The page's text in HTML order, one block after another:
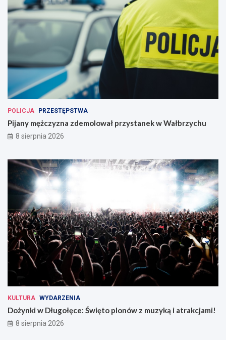
POLICJA PRZESTĘPSTWA
Pijany mężczyzna zdemolował przystanek w Wałbrzychu
8 sierpnia 2026
KULTURA WYDARZENIA
Dożynki w Długołęce: Święto plonów z muzyką i atrakcjami!
8 sierpnia 2026